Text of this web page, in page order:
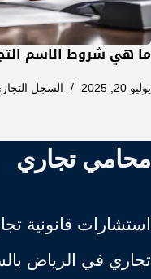
ما هي شروط الاسم
يوليو 20, 2025 السجل
محامي تجاري
استشارات قانونية
تجاري في الرياض